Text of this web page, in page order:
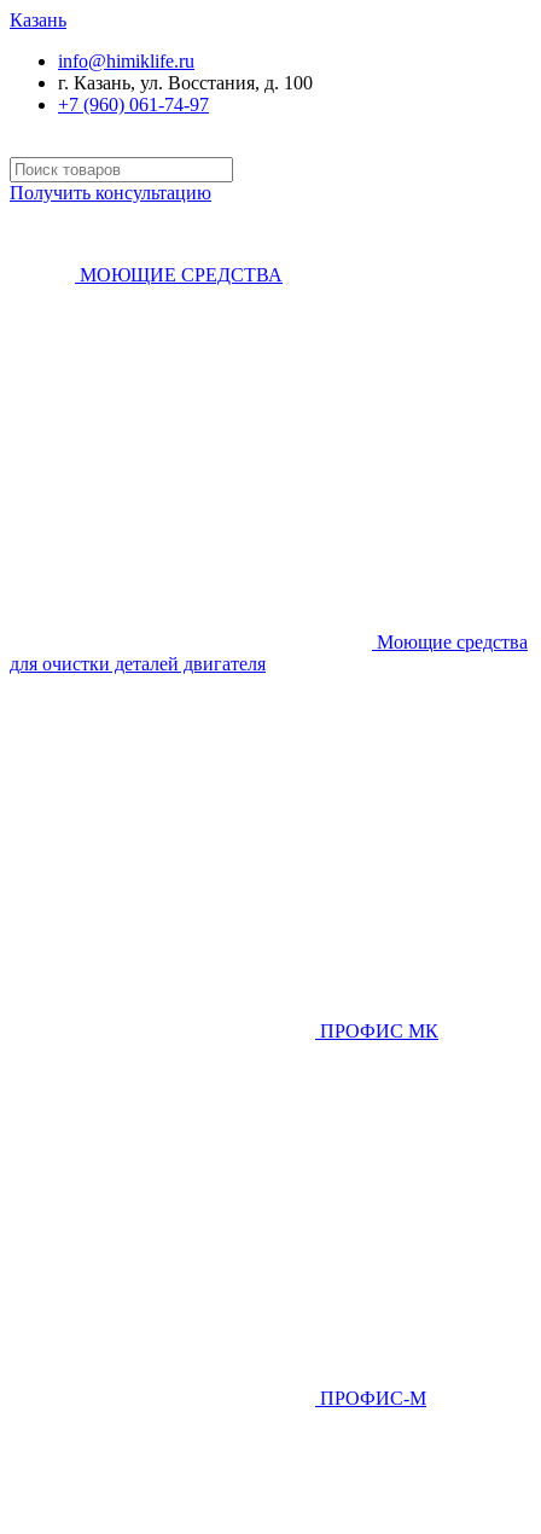
Казань
info@himiklife.ru
г. Казань, ул. Восстания, д. 100
+7 (960) 061-74-97
Получить консультацию
МОЮЩИЕ СРЕДСТВА
Моющие средства
для очистки деталей двигателя
ПРОФИС МК
ПРОФИС-М